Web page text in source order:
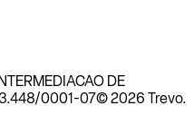
DE
0001-07© 2026 Trevo.